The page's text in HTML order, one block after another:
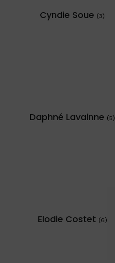
Cyndie Soue (3)
Daphné Lavainne (5)
Elodie Costet (6)